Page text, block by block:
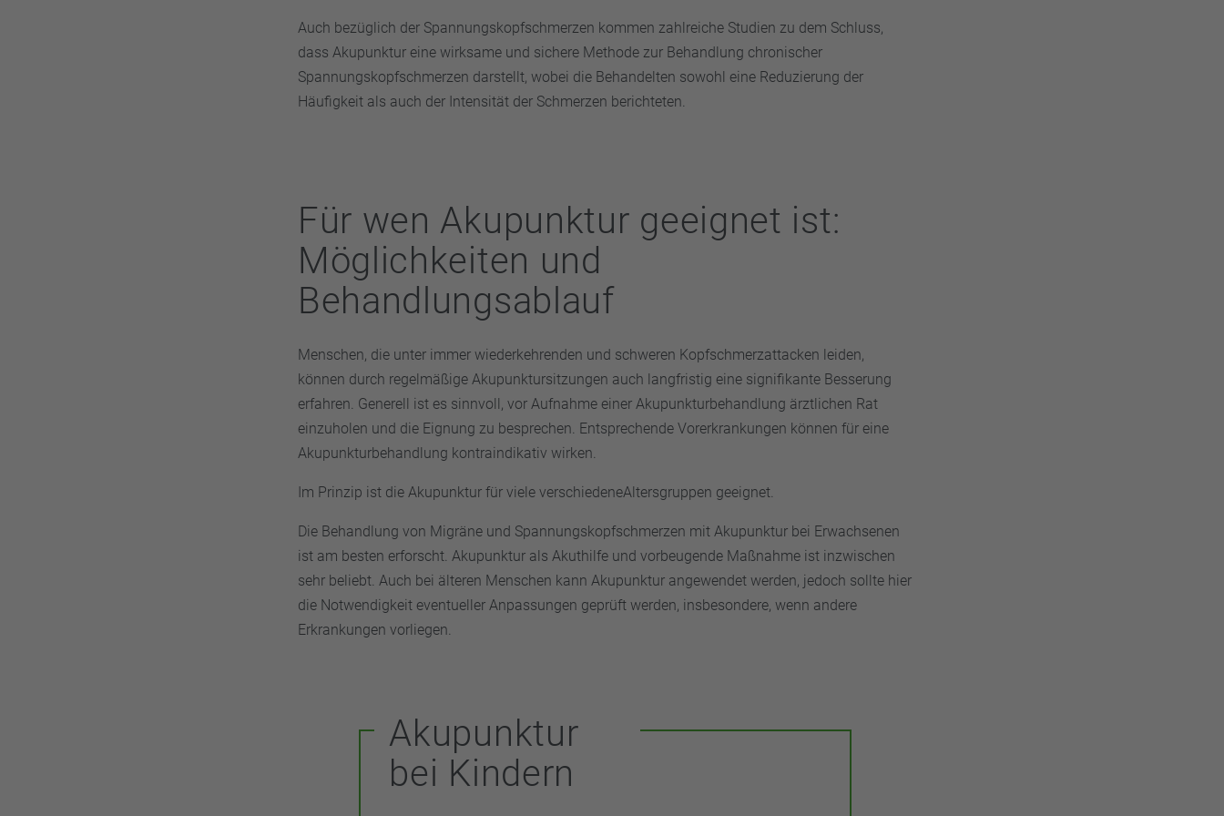
Auch bezüglich der Spannungskopfschmerzen kommen zahlreiche Studien zu dem Schluss,
dass Akupunktur eine wirksame und sichere Methode zur Behandlung chronischer
Spannungskopfschmerzen darstellt, wobei die Behandelten sowohl eine Reduzierung der
Häufigkeit als auch der Intensität der Schmerzen berichteten.
Für wen Akupunktur geeignet ist:
Möglichkeiten und
Behandlungsablauf
Menschen, die unter immer wiederkehrenden und schweren Kopfschmerzattacken leiden,
können durch regelmäßige Akupunktursitzungen auch langfristig eine signifikante Besserung
erfahren. Generell ist es sinnvoll, vor Aufnahme einer Akupunkturbehandlung ärztlichen Rat
einzuholen und die Eignung zu besprechen. Entsprechende Vorerkrankungen können für eine
Akupunkturbehandlung kontraindikativ wirken.
Im Prinzip ist die Akupunktur für viele verschiedeneAltersgruppen geeignet.
Die Behandlung von Migräne und Spannungskopfschmerzen mit Akupunktur bei Erwachsenen
ist am besten erforscht. Akupunktur als Akuthilfe und vorbeugende Maßnahme ist inzwischen
sehr beliebt. Auch bei älteren Menschen kann Akupunktur angewendet werden, jedoch sollte hier
die Notwendigkeit eventueller Anpassungen geprüft werden, insbesondere, wenn andere
Erkrankungen vorliegen.
Akupunktur
bei Kindern